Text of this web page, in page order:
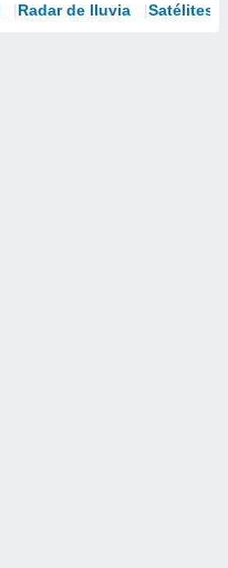
Radar de lluvia Satélites